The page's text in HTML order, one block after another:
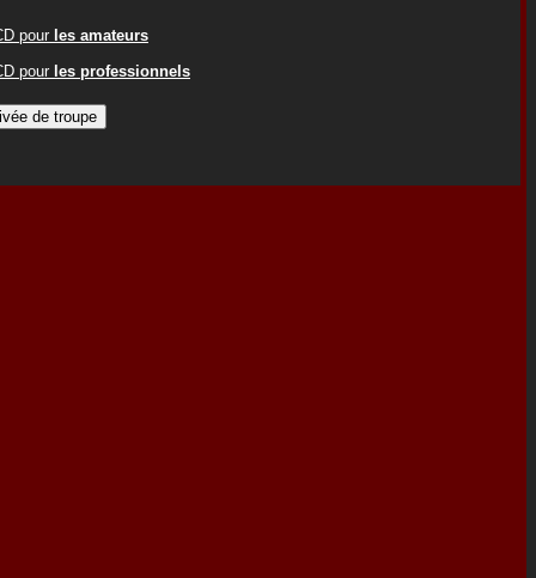
pour les amateurs
pour les professionnels